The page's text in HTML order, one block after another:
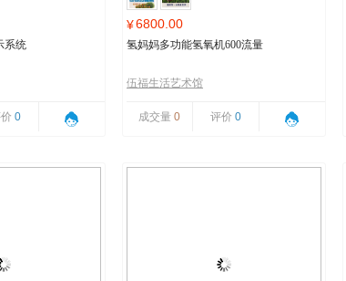
系统
0
¥6800.00
氢妈妈多功能氢氧机600流量
伍福生活艺术馆
成交量 0 评价 0